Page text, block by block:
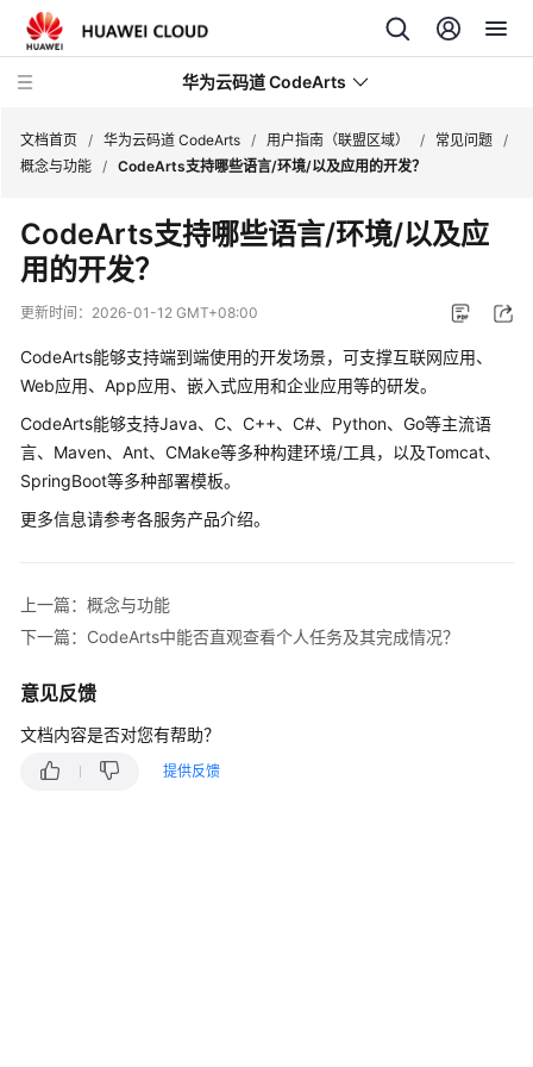
华为云码道 CodeArts
品
介
计
费
说
明
快
速
入
用
户
南
最
佳
文档首页 / 华为云码道 CodeArts / 用户指南（联盟区域） / 常见问题 /
概念与功能 / CodeArts支持哪些语言/环境/以及应用的开发？
CodeArts支持哪些语言/环境/以及应
用的开发？
更新时间： 2026-01-12 GMT+08:00
CodeArts能够支持端到端使用的开发场景，可支撑互联网应用、
Web应用、App应用、嵌入式应用和企业应用等的研发。
CodeArts能够支持Java、C、C++、C#、Python、Go等主流语
言、Maven、Ant、CMake等多种构建环境/工具，以及Tomcat、
SpringBoot等多种部署模板。
更多信息请参考各服务产品介绍。
上一篇：概念与功能
下一篇：CodeArts中能否直观查看个人任务及其完成情况？
意见反馈
文档内容是否对您有帮助？
提供反馈